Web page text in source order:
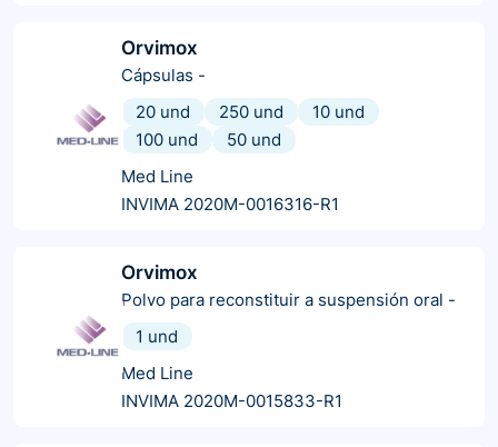
Orvimox
Cápsulas -
20 und
250 und
10 und
100 und
50 und
Med Line
INVIMA 2020M-0016316-R1
Orvimox
Polvo para reconstituir a suspensión oral -
1 und
Med Line
INVIMA 2020M-0015833-R1